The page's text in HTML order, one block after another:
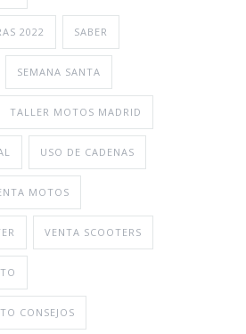
2022 SABER
SEMANA SANTA
TALLER MOTOS MADRID
USO DE CADENAS
MOTOS
VENTA SCOOTERS
CONSEJOS